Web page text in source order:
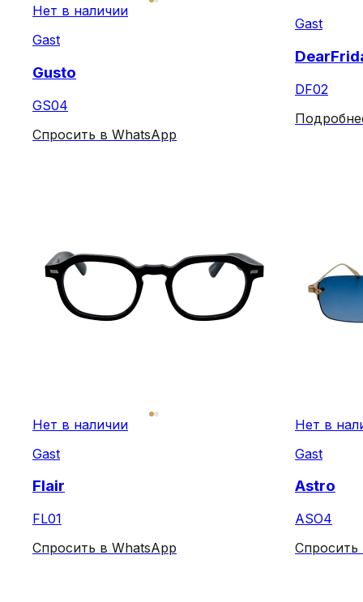
Нет в наличии
Gast
Gusto
GS04
Спросить в WhatsApp
Gast
DF02
Нет в наличии
Gast
Flair
FL01
Спросить в WhatsApp
Нет в
Gast
Astro
ASO4
Спросить